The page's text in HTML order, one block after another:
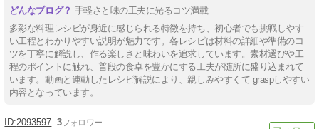
手軽さと味の工夫に光るコツ満載
多彩な料理レシピが身近に感じられる特徴を持ち、初心者でも挑戦しやす
い工程とわかりやすい説明が魅力です。各レシピは材料の詳細や準備のコ
ツを丁寧に解説し、作る楽しさと味わいを追求しています。素材選びや工
程のポイントに触れ、普段の食卓を豊かにする工夫が随所に盛り込まれて
います。動画と連動したレシピ解説により、親しみやすくて graspしやすい
内容となっています。
2093597 3